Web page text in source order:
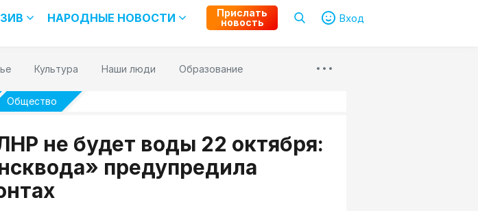
НАРОДНЫЕ НОВОСТИ
Прислать
новость
Вход
Культура Наши люди Образование
Общество
не будет воды 22 октября:
предупредила